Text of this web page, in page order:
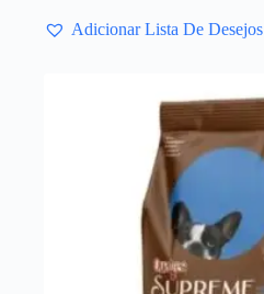
Adicionar Lista De Desejos